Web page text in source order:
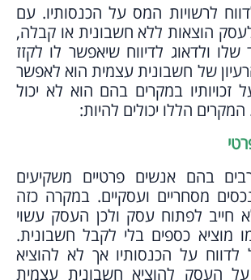
לרשויות המס על הכנסותיו. עם
הוצאות ללא חשבונית או קבלה,
שלו ולדאוג לדיווח שיאפשר לו לקזז
של חשבונית עצמית הוא לאפשר
במקרים בהם הוא לא יכול
הללו יכולים להיות:
בהם אנשים פרטיים משקיעים
מסחריים ועסקיים. במקרה כזה
חייב לפתוח עסק ולכן העסק עשוי
מוציא כספים בלי לקבל חשבונית.
לדווח על הכנסותיו אך לא להוציא
על העסק להוציא חשבונית עצמית